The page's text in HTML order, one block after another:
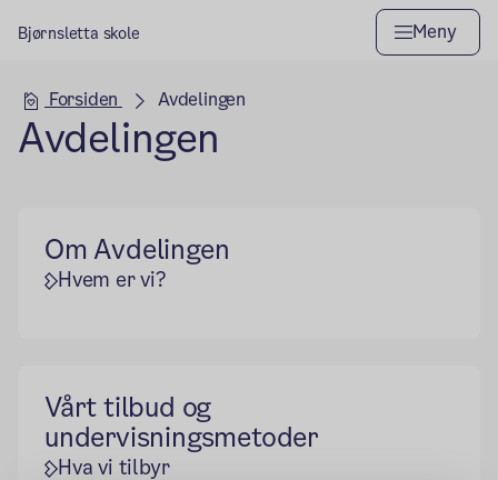
Bjørnsletta skole Meny
Hovedseksjon
Forsiden Avdelingen
Avdelingen
Om Avdelingen
Hvem er vi?
Vårt tilbud og
undervisningsmetoder
Hva vi tilbyr